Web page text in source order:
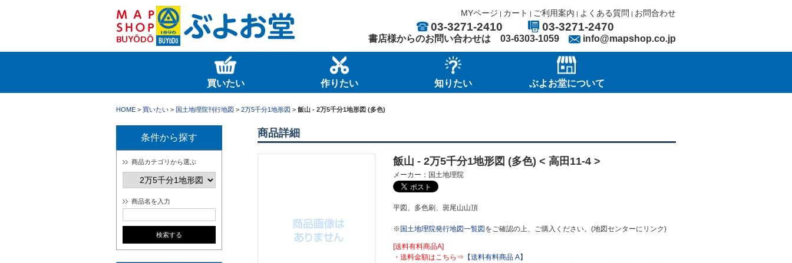
MYページ | カート | ご利用案内 | よくある質問 | お問合わせ
03-3271-2410 03-3271-2470
書店様からのお問い合わせは 03-6303-1059 info@mapshop.co.jp
買いたい 作りたい 知りたい ぶよお堂について
HOME > 買いたい > 国土地理院刊行地図 > 2万5千分1地形図 > 飯山 - 2万5千分1地形図 (多色)
条件から探す
商品カテゴリから選ぶ
商品名を入力
商品詳細
飯山 - 2万5千分1地形図 (多色) < 高田11-4 >
メーカー：国土地理院
平図、多色刷、斑尾山山頂
※ 国土地理院発行地図一覧図 をご確認の上、ご購入ください。(地図センターにリンク)
[送料有料商品A]
・送料金額はこちら⇒ 【送料有料商品 A】